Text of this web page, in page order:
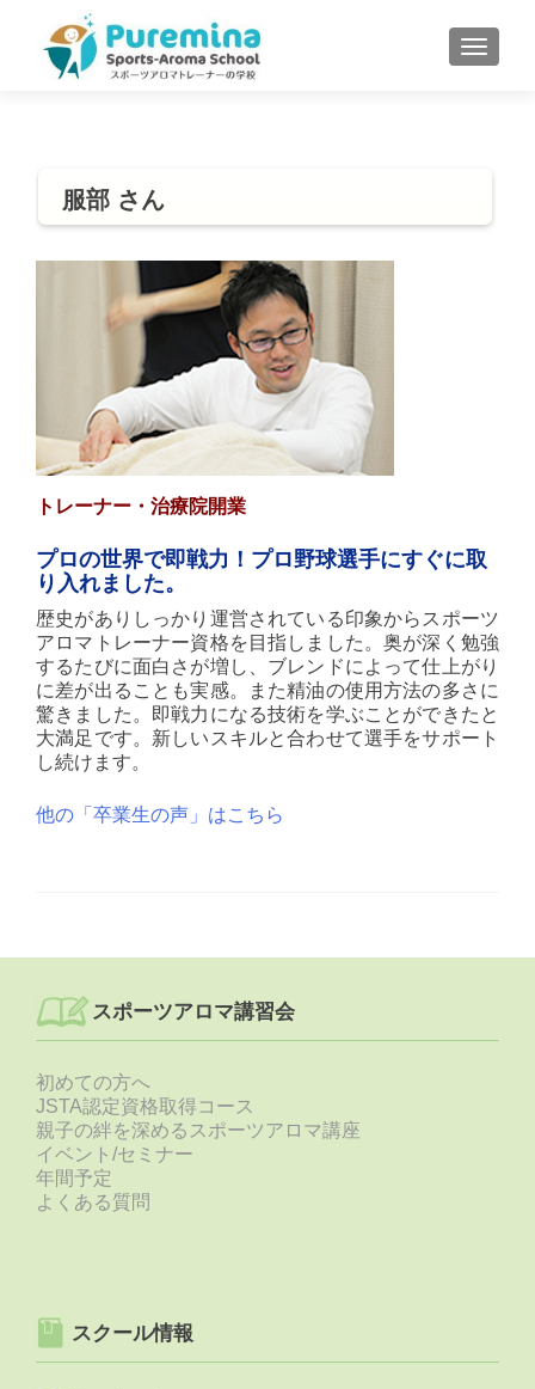
MENU
服部 さん
トレーナー・治療院開業
プロの世界で即戦力！プロ野球選手にすぐに取
り入れました。
歴史がありしっかり運営されている印象からスポーツ
アロマトレーナー資格を目指しました。奥が深く勉強
するたびに面白さが増し、ブレンドによって仕上がり
に差が出ることも実感。また精油の使用方法の多さに
驚きました。即戦力になる技術を学ぶことができたと
大満足です。新しいスキルと合わせて選手をサポート
し続けます。
他の「卒業生の声」はこちら
navigation
スポーツアロマ講習会
初めての方へ
JSTA認定資格取得コース
親子の絆を深めるスポーツアロマ講座
イベント/セミナー
年間予定
よくある質問
スクール情報